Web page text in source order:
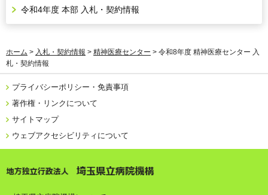
令和4年度 本部 入札・契約情報
ホーム > 入札・契約情報 > 精神医療センター > 令和8年度 精神医療センター 入
札・契約情報
プライバシーポリシー・免責事項
著作権・リンクについて
サイトマップ
ウェブアクセシビリティについて
地方独立行政法人 埼玉県立病院機構